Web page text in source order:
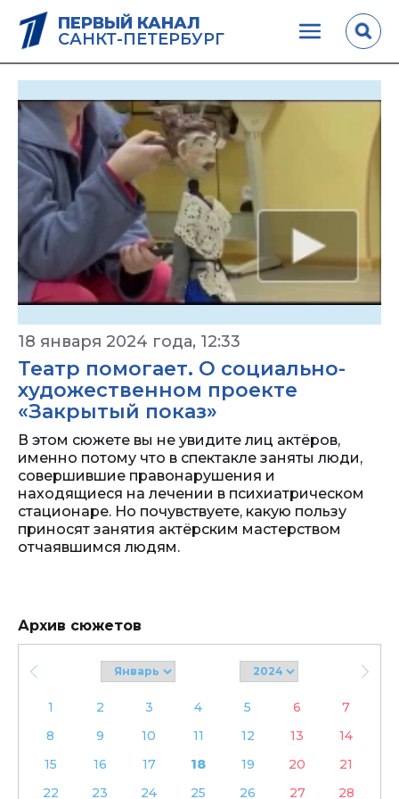
ПЕРВЫЙ КАНАЛ
САНКТ-ПЕТЕРБУРГ
18 января 2024 года, 12:33
Театр помогает. О социально-
художественном проекте
«Закрытый показ»
В этом сюжете вы не увидите лиц актёров,
именно потому что в спектакле заняты люди,
совершившие правонарушения и
находящиеся на лечении в психиатрическом
стационаре. Но почувствуете, какую пользу
приносят занятия актёрским мастерством
отчаявшимся людям.
Архив сюжетов
1 2 3 4 5 6
7
8
9 10 11 12 13
14
15
16 17 18 19 20
21
22
23 24 25 26 27 28